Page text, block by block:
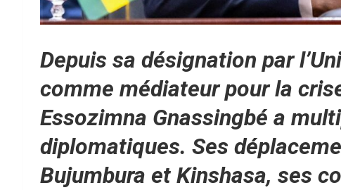
Depuis sa désignation par
comme médiateur pour la
Essozimna Gnassingbé a
diplomatiques. Ses
Bujumbura et Kinshasa, ses